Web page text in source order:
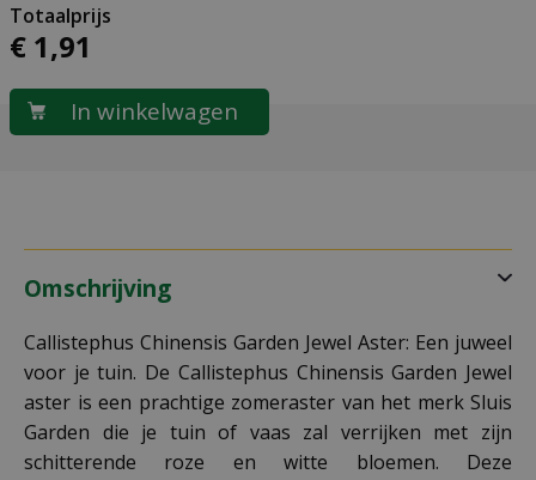
€ 1,91
Omschrijving
Callistephus Chinensis Garden Jewel Aster: Een juweel
voor je tuin. De Callistephus Chinensis Garden Jewel
aster is een prachtige zomeraster van het merk Sluis
Garden die je tuin of vaas zal verrijken met zijn
schitterende roze en witte bloemen. Deze